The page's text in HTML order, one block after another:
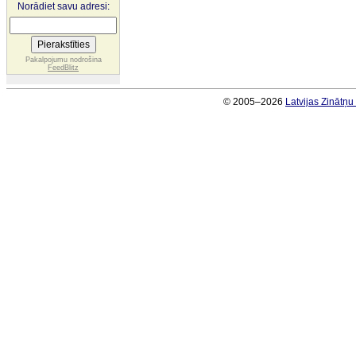
Norādiet savu adresi:
Pakalpojumu nodrošina
FeedBlitz
© 2005–2026 Latvijas